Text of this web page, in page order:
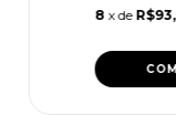
8 x de